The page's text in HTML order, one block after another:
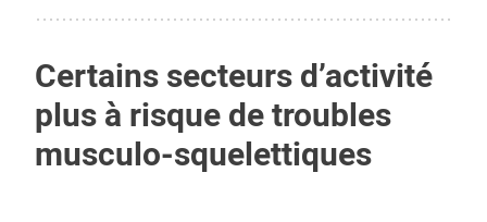
Certains secteurs d’activité
plus à risque de troubles
musculo-squelettiques